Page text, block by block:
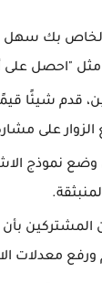
بك سهل
"احصل على
قدم شيئًا
على
وضع نموذج
بأن
معدلات